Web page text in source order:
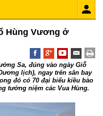
Hùng Vương ở
Sa, đúng vào ngày Giỗ
lịch), ngay trên sân bay
đó có 70 đại biểu kiều bào
tưởng niệm các Vua Hùng.